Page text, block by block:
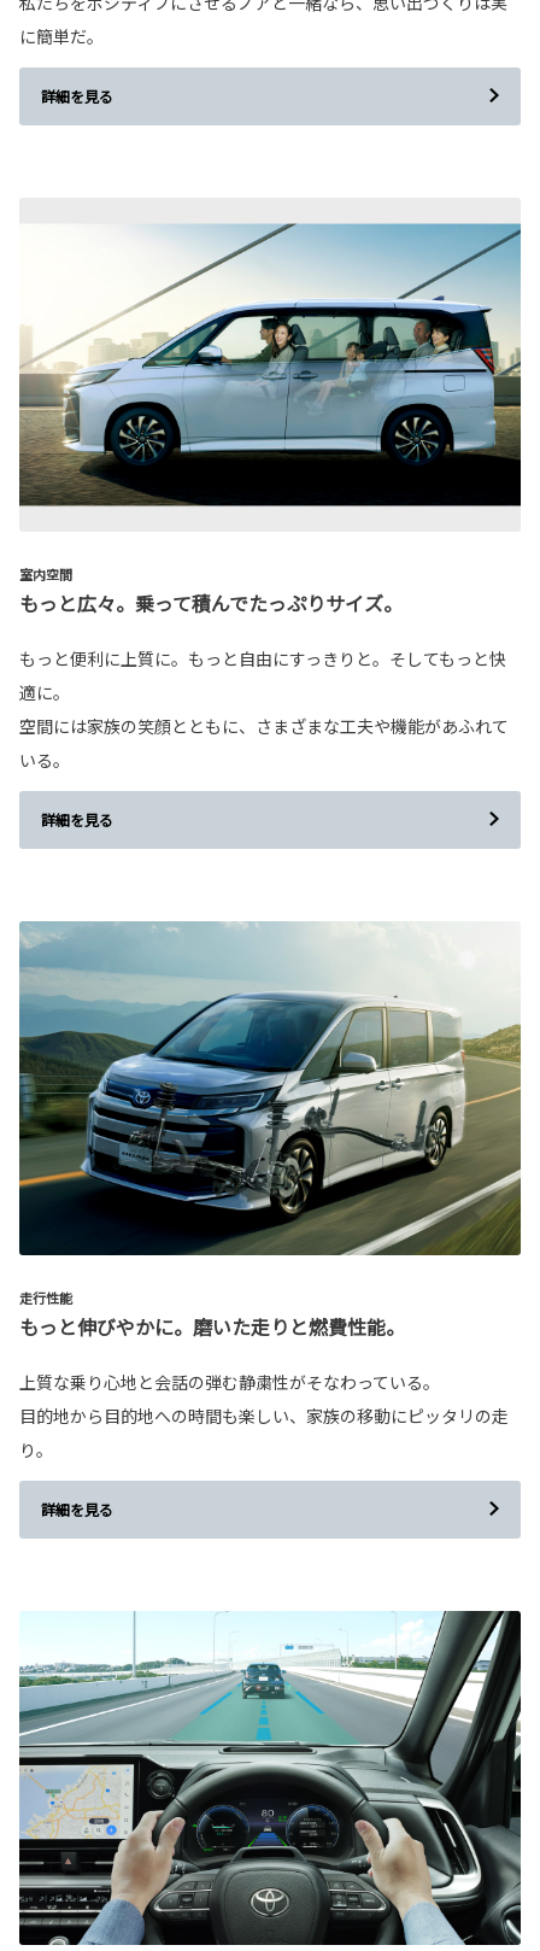
に簡単だ。
詳細を見る
室内空間
もっと広々。乗って積んでたっぷりサイズ。
もっと便利に上質に。もっと自由にすっきりと。そしてもっと快
適に。
空間には家族の笑顔とともに、さまざまな工夫や機能があふれて
いる。
詳細を見る
走行性能
もっと伸びやかに。磨いた走りと燃費性能。
上質な乗り心地と会話の弾む静粛性がそなわっている。
目的地から目的地への時間も楽しい、家族の移動にピッタリの走
り。
詳細を見る